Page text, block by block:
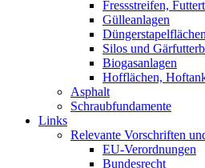
Fressstreifen,
Gülleanlagen
Düngerstapelflächen
Silos und
Biogasanlagen
Hofflächen,
Asphalt
Schraubfundamente
Links
Relevante Vorschriften
EU-Verordnungen
Bundesrecht